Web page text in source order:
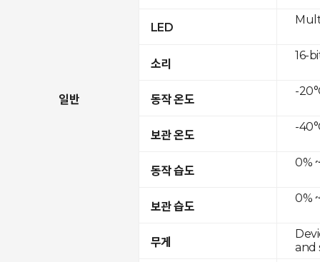
일반
LED
소리
동작 온도
보관 온도
동작 습도
보관 습도
무게
16-
-
-
0%
0%
and